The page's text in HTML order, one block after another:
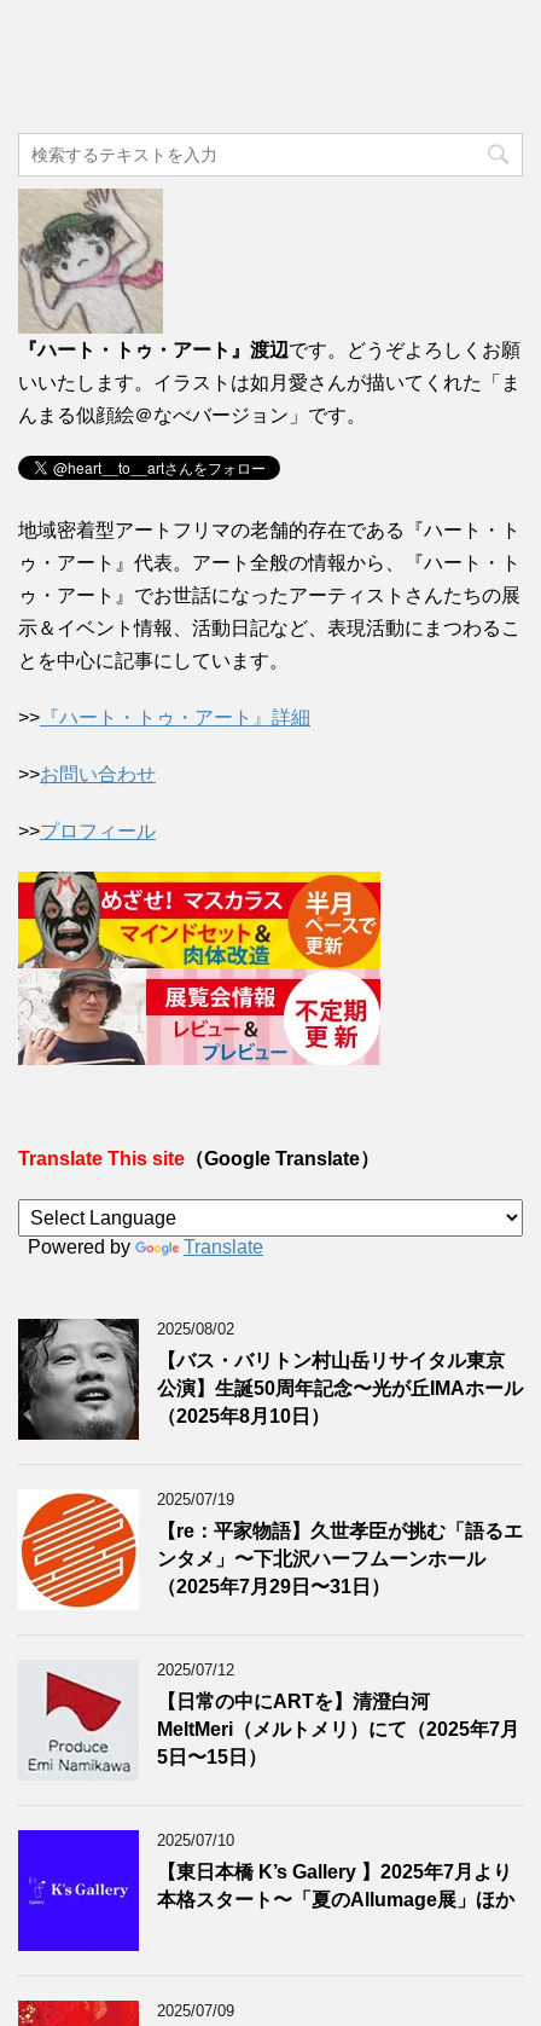
『ハート・トゥ・アート』渡辺です。どうぞよろしくお願
いいたします。イラストは如月愛さんが描いてくれた「ま
んまる似顔絵＠なべバージョン」です。
地域密着型アートフリマの老舗的存在である『ハート・ト
ゥ・アート』代表。アート全般の情報から、『ハート・ト
ゥ・アート』でお世話になったアーティストさんたちの展
示＆イベント情報、活動日記など、表現活動にまつわるこ
とを中心に記事にしています。
>> 『ハート・トゥ・アート』詳細
>>お問い合わせ
>>プロフィール
Translate This site （Google Translate）
Powered by Translate
2025/08/02
【バス・バリトン村山岳リサイタル東京
公演】生誕50周年記念〜光が丘IMAホール
（2025年8月10日）
2025/07/19
【re：平家物語】久世孝臣が挑む「語るエ
ンタメ」〜下北沢ハーフムーンホール
（2025年7月29日〜31日）
2025/07/12
【日常の中にARTを】清澄白河
MeltMeri（メルトメリ）にて（2025年7月
5日〜15日）
2025/07/10
【東日本橋 K’s Gallery 】2025年7月より
本格スタート〜「夏のAllumage展」ほか
2025/07/09